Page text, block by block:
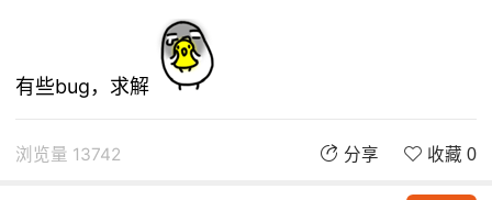
有些bug，求解
浏览量 13742 分享 收藏 0